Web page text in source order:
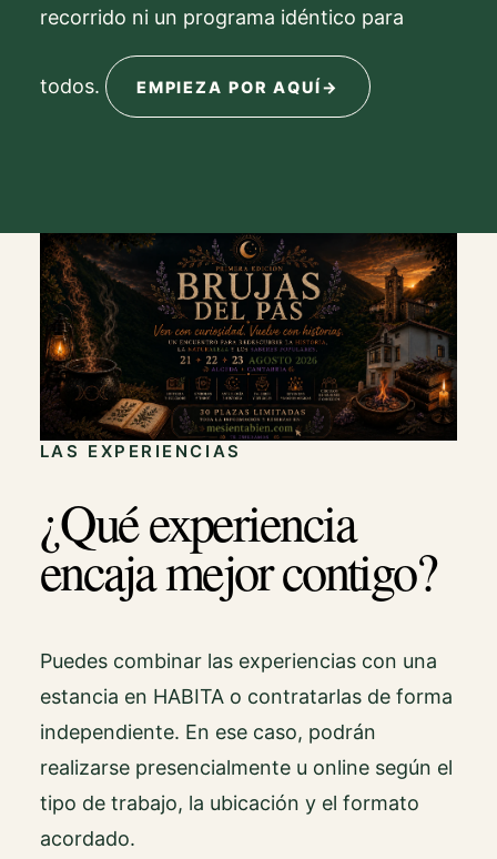
recorrido ni un programa idéntico para
todos. EMPIEZA POR AQUÍ→
LAS EXPERIENCIAS
¿Qué experiencia
encaja mejor contigo?
Puedes combinar las experiencias con una
estancia en HABITA o contratarlas de forma
independiente. En ese caso, podrán
realizarse presencialmente u online según el
tipo de trabajo, la ubicación y el formato
acordado.